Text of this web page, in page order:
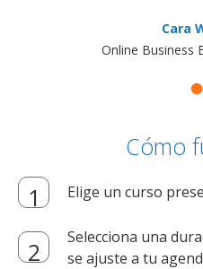
Cara
Online Business
Cómo
Elige un curso
Selecciona una
se ajuste a tu